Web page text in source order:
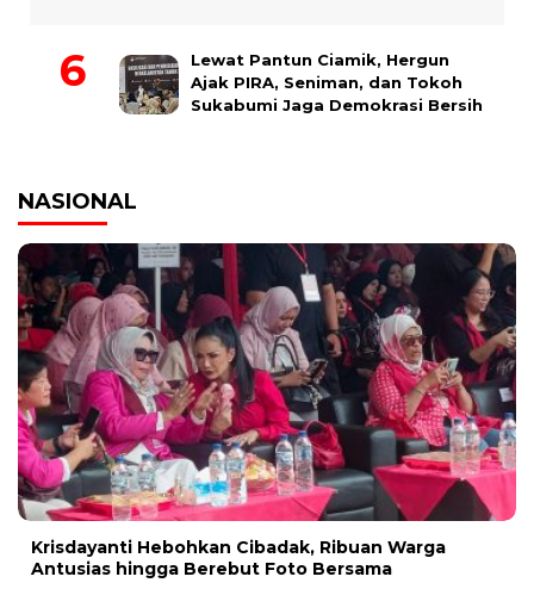
Lewat Pantun Ciamik, Hergun
Ajak PIRA, Seniman, dan Tokoh
Sukabumi Jaga Demokrasi Bersih
NASIONAL
Krisdayanti Hebohkan Cibadak, Ribuan Warga
Antusias hingga Berebut Foto Bersama